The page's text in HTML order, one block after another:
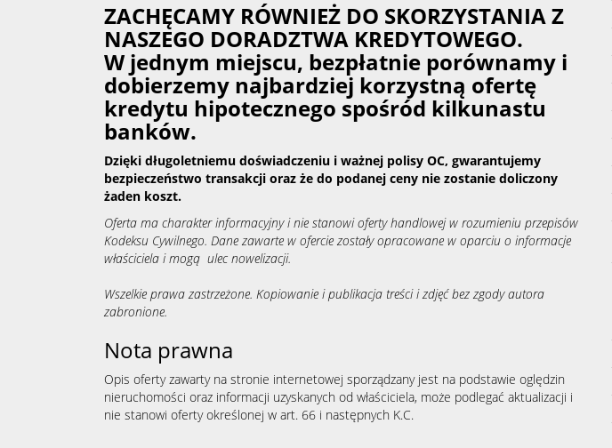
ZACHĘCAMY RÓWNIEŻ DO SKORZYSTANIA Z
NASZEGO DORADZTWA KREDYTOWEGO.
W jednym miejscu, bezpłatnie porównamy i
dobierzemy najbardziej korzystną ofertę
kredytu hipotecznego spośród kilkunastu
banków.
Dzięki długoletniemu doświadczeniu i ważnej polisy OC, gwarantujemy
bezpieczeństwo transakcji oraz że do podanej ceny nie zostanie doliczony
żaden koszt.
Oferta ma charakter informacyjny i nie stanowi oferty handlowej w rozumieniu przepisów
Kodeksu Cywilnego. Dane zawarte w ofercie zostały opracowane w oparciu o informacje
właściciela i mogą ulec nowelizacji.
Wszelkie prawa zastrzeżone. Kopiowanie i publikacja treści i zdjęć bez zgody autora
zabronione.
Nota prawna
Opis oferty zawarty na stronie internetowej sporządzany jest na podstawie oględzin
nieruchomości oraz informacji uzyskanych od właściciela, może podlegać aktualizacji i
nie stanowi oferty określonej w art. 66 i następnych K.C.